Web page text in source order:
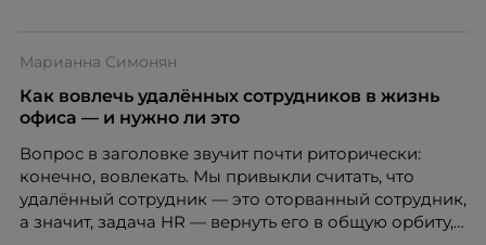
Марианна Симонян
Как вовлечь удалённых сотрудников в жизнь
офиса — и нужно ли это
Вопрос в заголовке звучит почти риторически:
конечно, вовлекать. Мы привыкли считать, что
удалённый сотрудник — это оторванный сотрудник,
а значит, задача HR — вернуть его в общую орбиту,